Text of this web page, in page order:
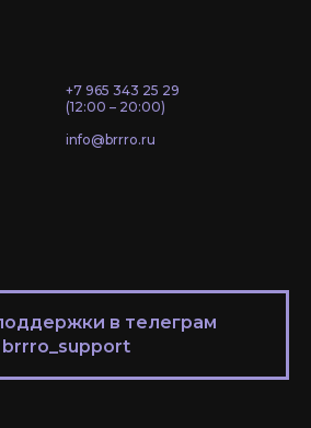
+7 965 343 25 29
(12:00 – 20:00)
info@brrro.ru
в телеграм
brrro_support